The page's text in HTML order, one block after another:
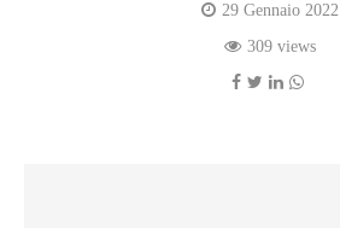
29 Gennaio 2022
309 views